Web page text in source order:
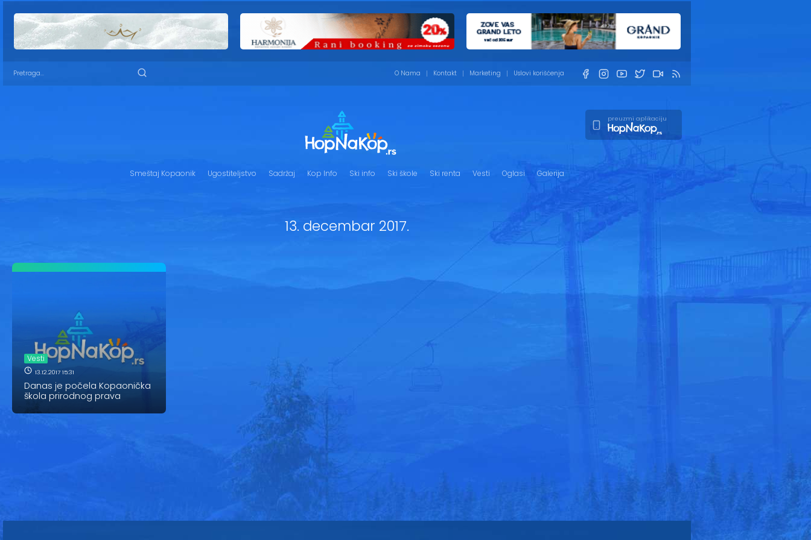
O Nama Kontakt Marketing Uslovi korišćenja
preuzmi aplikaciju
Smeštaj Kopaonik Ugostiteljstvo Sadržaj Kop Info Ski info Ski škole Ski renta Vesti Oglasi Galerija
13. decembar 2017.
Vesti
13.12.2017 15:31
Danas je počela Kopaonička
škola prirodnog prava